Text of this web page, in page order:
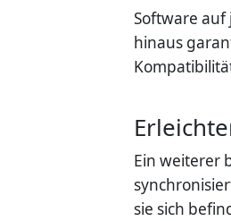
Software auf
hinaus
Ein weiterer
sie sich